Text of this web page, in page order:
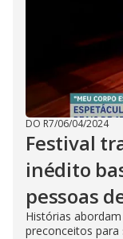
DO R7/06/04/2024
Festival
inédito
pessoas
Histórias
preconceitos para